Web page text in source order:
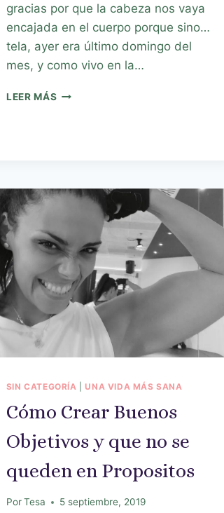
gracias por que la cabeza nos vaya
encajada en el cuerpo porque sino…
tela, ayer era último domingo del
mes, y como vivo en la…
LEER MÁS
SIN CATEGORÍA |UNA VIDA MÁS SANA
Cómo Crear Buenos
Objetivos y que no se
queden en Propositos
PorTesa 5 septiembre, 2019